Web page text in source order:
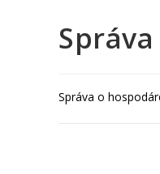
Správa o